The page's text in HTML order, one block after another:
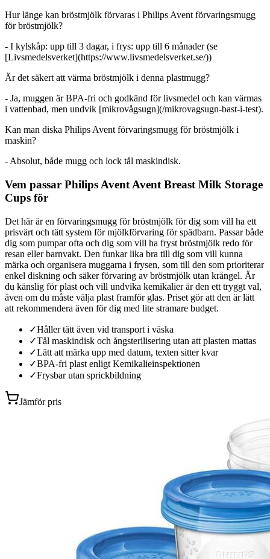
Hur länge kan bröstmjölk förvaras i Philips Avent förvaringsmugg
för bröstmjölk?
- I kylskåp: upp till 3 dagar, i frys: upp till 6 månader (se
[Livsmedelsverket](https://www.livsmedelsverket.se/))
Är det säkert att värma bröstmjölk i denna plastmugg?
- Ja, muggen är BPA-fri och godkänd för livsmedel och kan värmas
i vattenbad, men undvik [mikrovågsugn](/mikrovagsugn-bast-i-test).
Kan man diska Philips Avent förvaringsmugg för bröstmjölk i
maskin?
- Absolut, både mugg och lock tål maskindisk.
Vem passar Philips Avent Avent Breast Milk Storage
Cups för
Det här är en förvaringsmugg för bröstmjölk för dig som vill ha ett
prisvärt och tätt system för mjölkförvaring för spädbarn. Passar både
dig som pumpar ofta och dig som vill ha fryst bröstmjölk redo för
resan eller barnvakt. Den funkar lika bra till dig som vill kunna
märka och organisera muggarna i frysen, som till den som prioriterar
enkel diskning och säker förvaring av bröstmjölk utan krångel. Är
du känslig för plast och vill undvika kemikalier är den ett tryggt val,
även om du måste välja plast framför glas. Priset gör att den är lätt
att rekommendera även för dig med lite stramare budget.
✓Håller tätt även vid transport i väska
✓Tål maskindisk och ångsterilisering utan att plasten mattas
✓Lätt att märka upp med datum, texten sitter kvar
✓BPA-fri plast enligt Kemikalieinspektionen
✓Frysbar utan sprickbildning
Jämför pris